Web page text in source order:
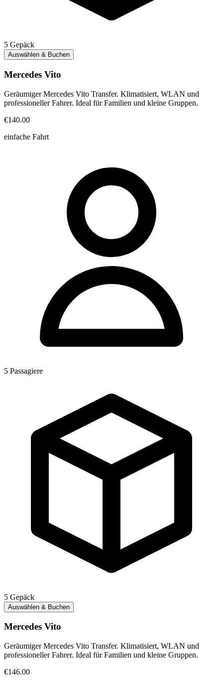
5 Gepäck
Auswählen & Buchen
Mercedes Vito
Geräumiger Mercedes Vito Transfer. Klimatisiert, WLAN und
professioneller Fahrer. Ideal für Familien und kleine Gruppen.
€140.00
einfache Fahrt
5 Passagiere
5 Gepäck
Auswählen & Buchen
Mercedes Vito
Geräumiger Mercedes Vito Transfer. Klimatisiert, WLAN und
professioneller Fahrer. Ideal für Familien und kleine Gruppen.
€146.00